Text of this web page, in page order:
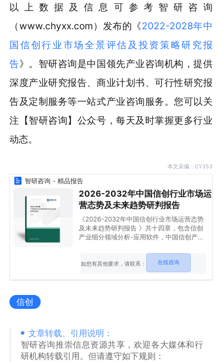
以上数据及信息可参考智研咨询
（www.chyxx.com）发布的《2022-2028年中
国信创行业市场全景评估及投资策略研究报
告》。智研咨询是中国领先产业咨询机构，提供
深度产业研究报告、商业计划书、可行性研究报
告及定制服务等一站式产业咨询服务。您可以关
注【智研咨询】公众号，每天及时掌握更多行业
动态。
本文采编：CY353
智研咨询 - 精品报告
2026-2032年中国信创行业市场运
营态势及未来趋势研判报告
《2026-2032年中国信创行业市场运营态势
及未来趋势研判报告 》共十四章，包含信创
产业细分领域分析-应用软件，中国信创产业
投资战略规划策略及建议等内容。
如您有其他要求，请联系： 在线咨询
信创
文章转载、引用说明：
智研咨询推崇信息资源共享，欢迎各大媒体和行
研机构转载引用。但请遵守如下规则：